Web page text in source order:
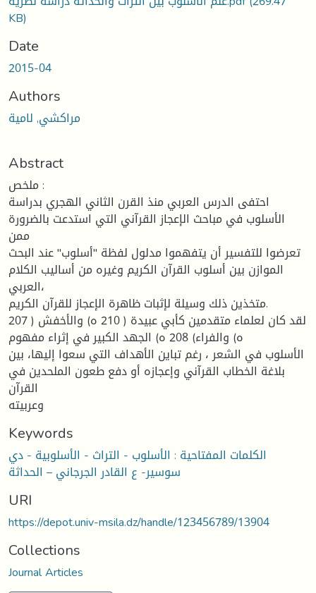
KB)
Date
2015-04
Authors
مراكشي, لامية
Abstract
ملخص :
احتفى الدرس العربي منذ القرن الثاني الهجري بدراسة
الأسلوب في مباحث الإعجاز القرآني التي استدعت بالضرورة
ممن
تعرضوا للتفسير أن يتفهموا مدلول لفظة "أسلوب" عند البحث
الموازن بين أسلوب القرآن الكريم وغيره من أساليب الكلام
العربي،
متخذين ذلك وسيلة لإثبات ظاهرة الإعجاز للقرآن الكريم.
لقد كان لعلماء متقدمين كأبي عبيدة ( 210 ه) والأخفش ( 207
ه) والفراء) 208 ه) الجهد الكبير في إثراء مفهوم
الأسلوب في الشعر ، رغم تباين الأهداف التي سعوا إليها، بين
بلاغة الخطاب القرآني وإعجازه أو دفع طعون الملحدين في
القرآن
وعربيته
Keywords
الكلمات المفتاحية : الأسلوب - التراث - الأسلوبية - دي
سوسير- ع القادر الجرجاني – الحداثة
URI
https://depot.univ-msila.dz/handle/123456789/13904
Collections
Journal Articles